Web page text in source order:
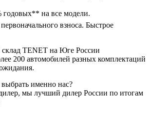
годовых** на все модели.
взноса. Быстрое
TENET на Юге России
200 автомобилей разных комплектаций
именно нас?
мы лучший дилер России по итогам